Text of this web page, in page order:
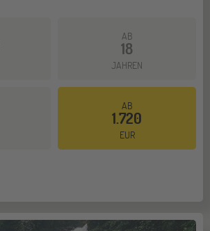
AB
18
JAHREN
AB
1.720
EUR